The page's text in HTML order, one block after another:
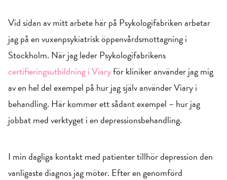
Vid sidan av mitt arbete här på Psykologifabriken arbetar
jag på en vuxenpsykiatrisk öppenvårdsmottagning i
Stockholm. När jag leder Psykologifabrikens
certifieringsutbildning i Viaryför kliniker använder jag mig
av en hel del exempel på hur jag själv använder Viary i
behandling. Här kommer ett sådant exempel – hur jag
jobbat med verktyget i en depressionsbehandling.
I min dagliga kontakt med patienter tillhör depression den
vanligaste diagnos jag möter. Efter en genomförd